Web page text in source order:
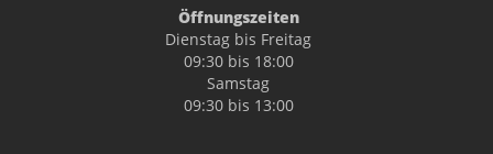
Öffnungszeiten
Dienstag bis Freitag
09:30 bis 18:00
Samstag
09:30 bis 13:00